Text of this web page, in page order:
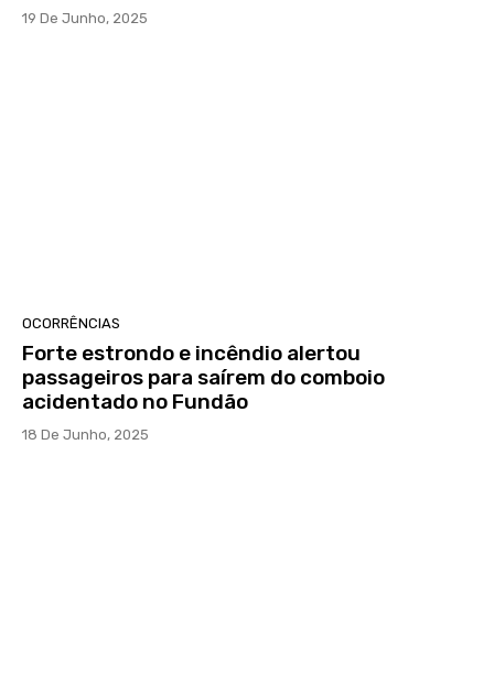
19 De Junho, 2025
OCORRÊNCIAS
Forte estrondo e incêndio alertou
passageiros para saírem do comboio
acidentado no Fundão
18 De Junho, 2025